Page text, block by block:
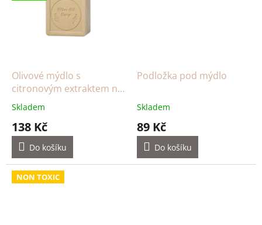
Olivové mýdlo s
citronovým extraktem na
skvrny
Skladem
138 Kč
Do košíku
Podložka pod mýdlo
Skladem
89 Kč
Do košíku
NON TOXIC